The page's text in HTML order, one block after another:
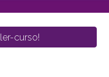
curso!